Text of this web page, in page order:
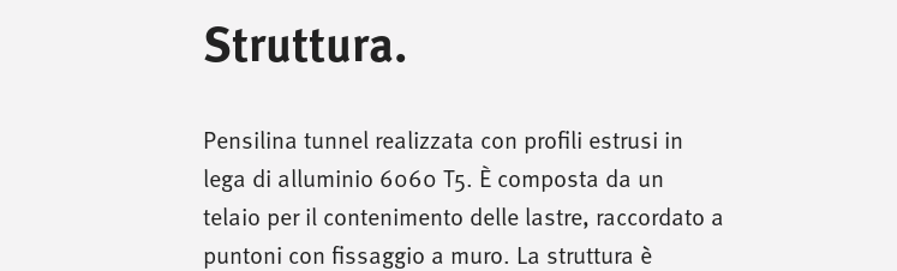
Struttura.
Pensilina tunnel realizzata con profili estrusi in
lega di alluminio 6060 T5. È composta da un
telaio per il contenimento delle lastre, raccordato a
puntoni con fissaggio a muro. La struttura è